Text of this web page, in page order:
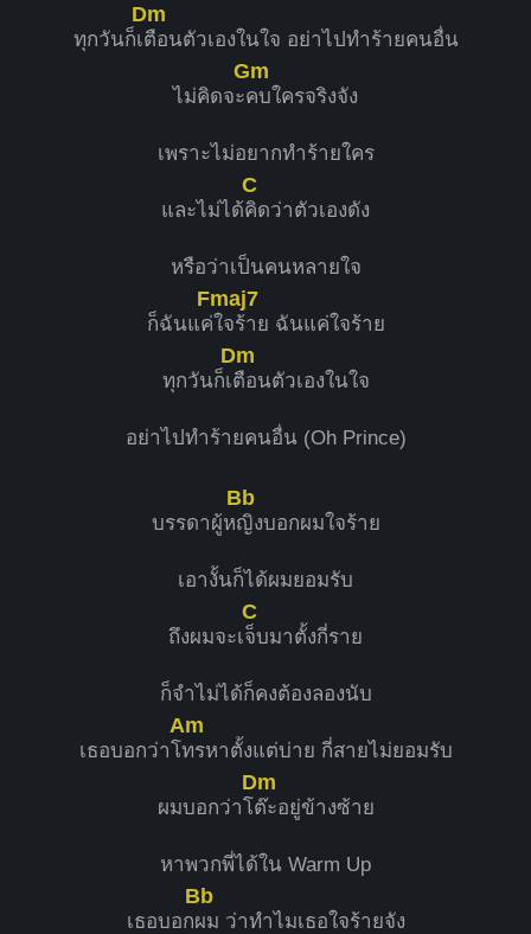
ทุกวันก็เ
Dm
ตือนตัวเองในใจ อย่าไปทำร้ายคนอื่น
ไม่คิดจะ
Gm
คบใครจริงจัง
เพราะไม่อยากทำร้ายใคร
และไม่ได้
C
คิดว่าตัวเองดัง
หรือว่าเป็นคนหลายใจ
ก็ฉันแค่
Fmaj7
ใจร้าย ฉันแค่ใจร้าย
ทุกวันก็เ
Dm
ตือนตัวเองในใจ
อย่าไปทำร้ายคนอื่น (Oh Prince)
บรรดาผู้ห
Bb
ญิงบอกผมใจร้าย
เอางั้นก็ได้ผมยอมรับ
ถึงผมจะเ
C
จ็บมาตั้งกี่ราย
ก็จำไม่ได้ก็คงต้องลองนับ
เธอบอกว่าโ
Am
ทรหาตั้งแต่บ่าย กี่สายไม่ยอมรับ
ผมบอกว่าโ
Dm
ต๊ะอยู่ข้างซ้าย
หาพวกพี่ได้ใน Warm Up
เธอบอก
Bb
ผม ว่าทำไมเธอใจร้ายจัง